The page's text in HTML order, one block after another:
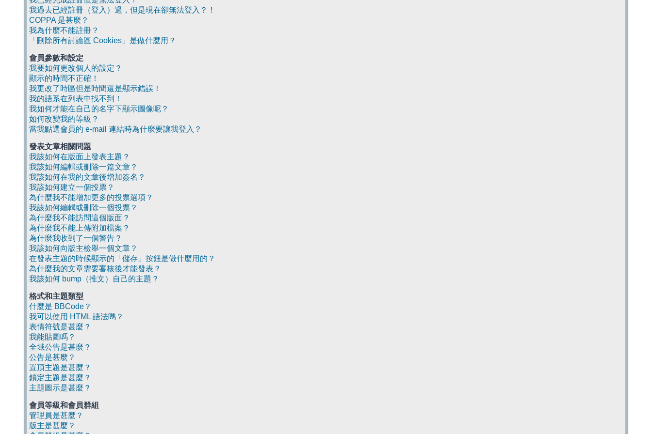
我過去已經註冊（登入）過，但是現在卻無法登入？！
COPPA 是甚麼？
我為什麼不能註冊？
「刪除所有討論區 Cookies」是做什麼用？
會員參數和設定
我要如何更改個人的設定？
顯示的時間不正確！
我更改了時區但是時間還是顯示錯誤！
我的語系在列表中找不到！
我如何才能在自己的名字下顯示圖像呢？
如何改變我的等級？
當我點選會員的 e-mail 連結時為什麼要讓我登入？
發表文章相關問題
我該如何在版面上發表主題？
我該如何編輯或刪除一篇文章？
我該如何在我的文章後增加簽名？
我該如何建立一個投票？
為什麼我不能增加更多的投票選項？
我該如何編輯或刪除一個投票？
為什麼我不能訪問這個版面？
為什麼我不能上傳附加檔案？
為什麼我收到了一個警告？
我該如何向版主檢舉一個文章？
在發表主題的時候顯示的「儲存」按鈕是做什麼用的？
為什麼我的文章需要審核後才能發表？
我該如何 bump（推文）自己的主題？
格式和主題類型
什麼是 BBCode？
我可以使用 HTML 語法嗎？
表情符號是甚麼？
我能貼圖嗎？
全域公告是甚麼？
公告是甚麼？
置頂主題是甚麼？
鎖定主題是甚麼？
主題圖示是甚麼？
會員等級和會員群組
管理員是甚麼？
版主是甚麼？